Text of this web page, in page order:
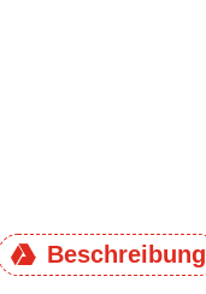
Beschreibung